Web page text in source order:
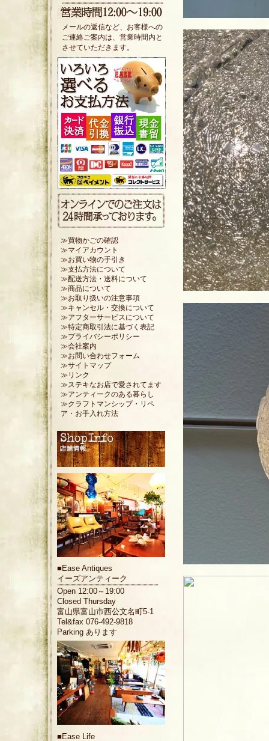
メールの返信など、お客様への
ご連絡ご案内は、営業時間内と
させていただきます。
≫買物かごの確認
≫マイアカウント
≫お買い物の手引き
≫支払方法について
≫配送方法・送料について
≫商品について
≫お取り扱いの注意事項
≫キャンセル・交換について
≫アフターサービスについて
≫特定商取引法に基づく表記
≫プライバシーポリシー
≫会社案内
≫お問い合わせフォーム
≫サイトマップ
≫リンク
≫ステキなお店で愛されてます
≫アンティークのある暮らし
≫クラフトマンシップ・リペ
ア・お手入れ方法
■ Ease Antiques
イーズアンティーク
Open 12:00～19:00
Closed Thursday
富山県富山市西公文名町5-1
Tel&fax 076-492-9818
Parking あります
■ Ease Life